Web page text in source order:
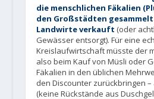
die menschlichen Fäkalien
den Großstädten
Landwirte verkauft (oder
Gewässer entsorgt). Für eine
Kreislaufwirtschaft müsste der
also beim Kauf von Müsli oder
Fäkalien in den üblichen
den Discounter zurückbringen
(keine Rückstände aus